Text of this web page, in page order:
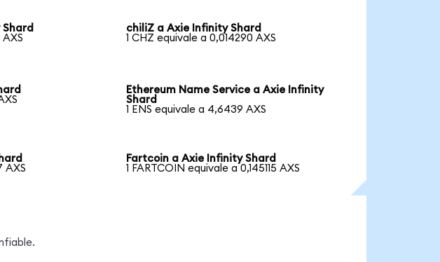
chiliZ a Axie Infinity Shard
1 CHZ equivale a 0,014290 AXS
Ethereum Name Service a Axie Infinity
Shard
1 ENS equivale a 4,6439 AXS
AXS
Fartcoin a Axie Infinity Shard
1 FARTCOIN equivale a 0,145115 AXS